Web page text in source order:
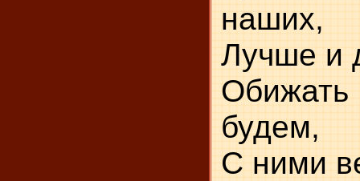
наших,
Лучше и
будем,
С ними